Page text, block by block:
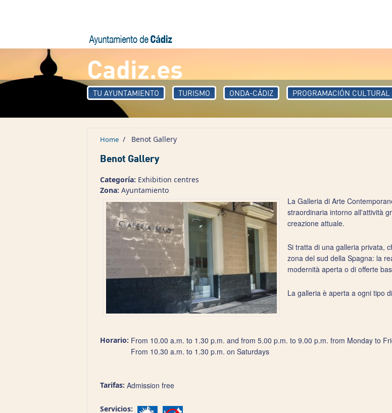
Cadiz.es
TU AYUNTAMIENTO TURISMO ONDA-CÁDIZ PROGRAMACIÓN CULTURAL
Home / Benot Gallery
Benot Gallery
Categoría: Exhibition centres
Zona: Ayuntamiento
La Galleria di Arte
straordinaria intorno all'attività
creazione attuale.
Si tratta di una galleria privata,
zona del sud della Spagna: la
modernità aperta o di offerte
La galleria è aperta a ogni tipo
Horario: From 10.00 a.m. to 1.30 p.m. and from 5.00 p.m. to 9.00 p.m. from Monday to
From 10.30 a.m. to 1.30 p.m. on Saturdays
Tarifas: Admission free
Servicios: